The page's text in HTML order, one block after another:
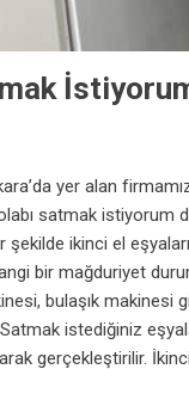
yer alan
satmak istiyorum
ikinci el
bir mağduriyet
bulaşık makinesi
istediğiniz
gerçekleştirilir.